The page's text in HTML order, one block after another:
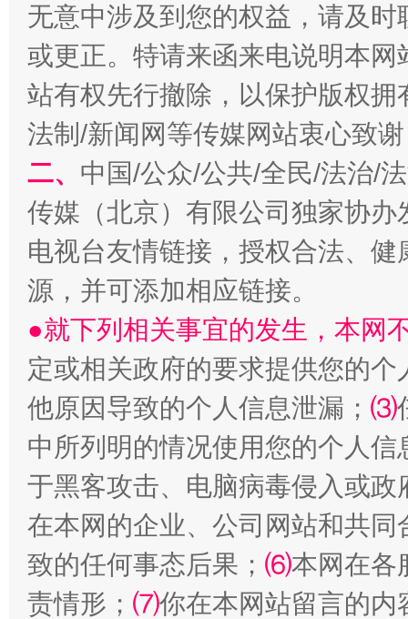
“刷贴”乱象丛生
生
揭批美国五大"原罪" "炒
无意中涉及到您的权益，请及
或更正。特请来函来电说明本
站有权先行撤除，以保护版权
法制/新闻网等传媒网站衷心致
二、 中国/公众/公共/全民/法治/
传媒（北京）有限公司独家协
电视台友情链接，授权合法、
源，并可添加相应链接。
●就下列相关事宜的发生，本网
定或相关政府的要求提供您的个
他原因导致的个人信息泄漏； ⑶
中所列明的情况使用您的个人
于黑客攻击、电脑病毒侵入或
在本网的企业、公司网站和共
致的任何事态后果； ⑹本网在各
责情形； ⑺你在本网站留言的内